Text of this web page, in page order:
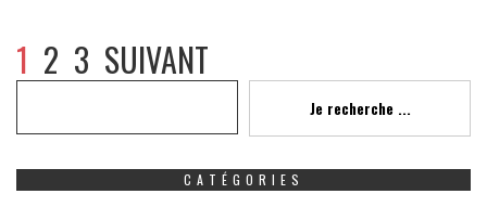
1 2 3 SUIVANT
Je recherche ...
CATÉGORIES